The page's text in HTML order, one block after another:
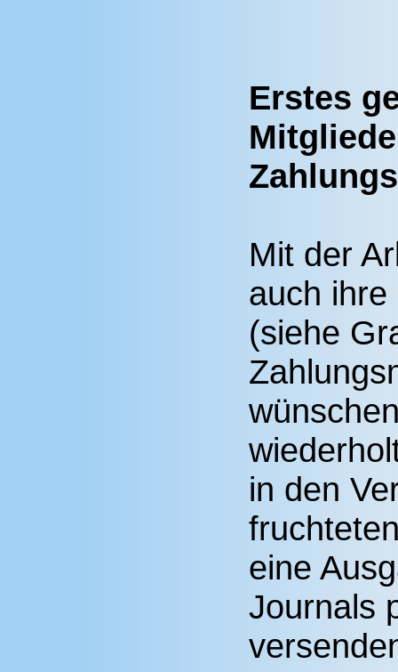
Erstes
Mit der
auch
(siehe
in den
eine
Journals